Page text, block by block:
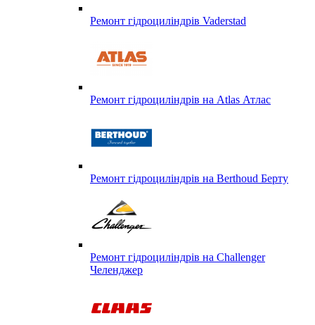
Ремонт гідроциліндрів Vaderstad
Ремонт гідроциліндрів на Atlas Атлас
Ремонт гідроциліндрів на Berthoud Берту
Ремонт гідроциліндрів на Challenger
Челенджер